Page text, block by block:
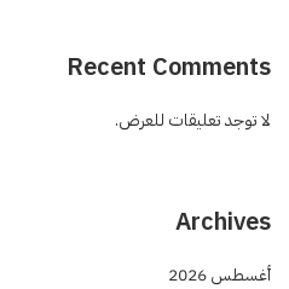
Recent Comments
لا توجد تعليقات للعرض.
Archives
أغسطس 2026